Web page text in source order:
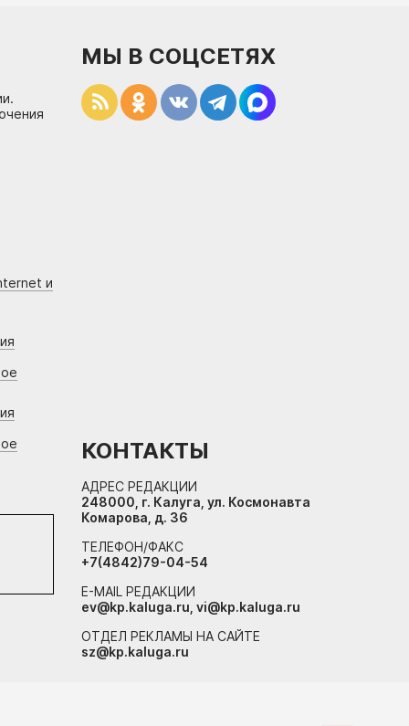
и
МЫ В СОЦСЕТЯХ
КОНТАКТЫ
АДРЕС РЕДАКЦИИ
248000, г. Калуга, ул. Космонавта
Комарова, д. 36
ТЕЛЕФОН/ФАКС
+7(4842)79-04-54
E-MAIL РЕДАКЦИИ
ev@kp.kaluga.ru, vi@kp.kaluga.ru
ОТДЕЛ РЕКЛАМЫ НА САЙТЕ
sz@kp.kaluga.ru